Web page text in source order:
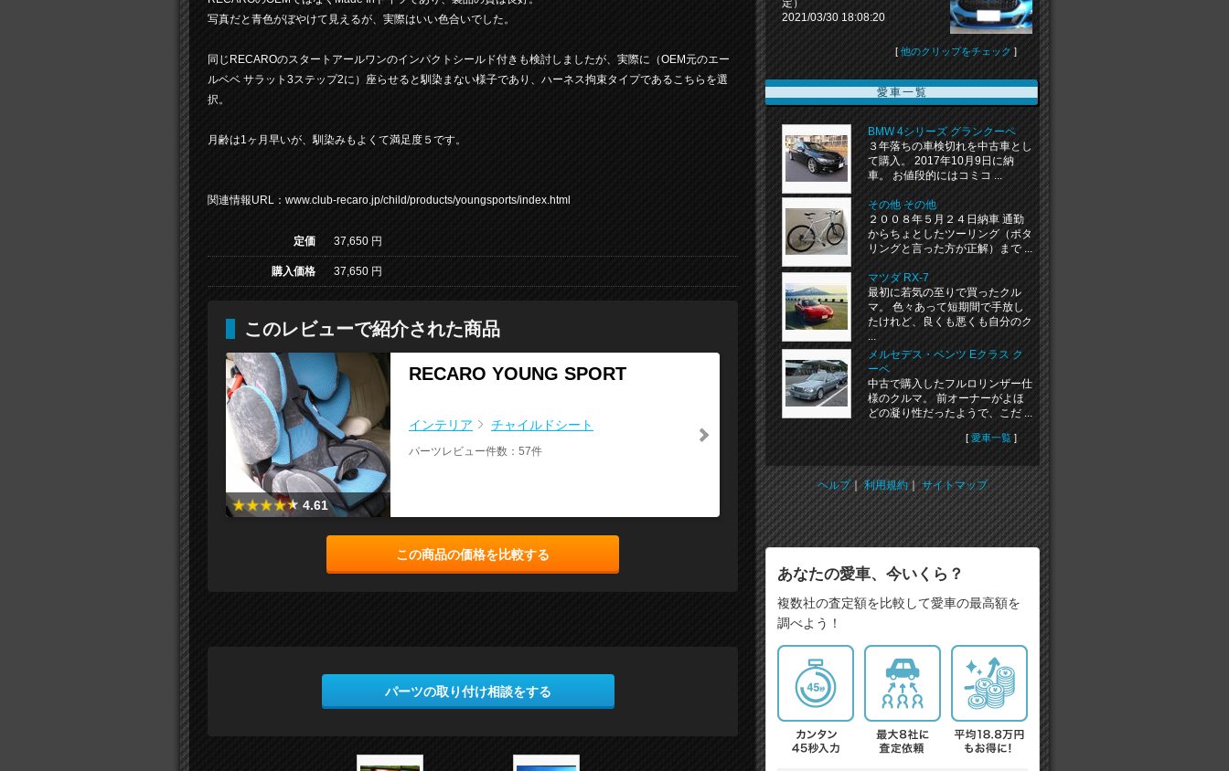
写真だと青色がぼやけて見えるが、実際はいい色合いでした。
同じRECAROのスタートアールワンのインパクトシールド付きも検討しましたが、実際に（OEM元のエー
ルベベ サラット3ステップ2に）座らせると馴染まない様子であり、ハーネス拘束タイプであるこちらを選
択。
月齢は1ヶ月早いが、馴染みもよくて満足度５です。
関連情報URL：www.club-recaro.jp/child/products/youngsports/index.html
定価 37,650 円
購入価格 37,650 円
このレビューで紹介された商品
4.61
RECARO YOUNG SPORT
インテリア チャイルドシート
パーツレビュー件数：57件
この商品の価格を比較する
パーツの取り付け相談をする
定）
2021/03/30 18:08:20
[ 他のクリップをチェック ]
愛車一覧
BMW 4シリーズ グランクーペ
３年落ちの車検切れを中古車とし
て購入。 2017年10月9日に納
車。 お値段的にはコミコ ...
その他 その他
２００８年５月２４日納車 通勤
からちょとしたツーリング（ポタ
リングと言った方が正解）まで ...
マツダ RX-7
最初に若気の至りで買ったクル
マ。 色々あって短期間で手放し
たけれど、良くも悪くも自分のク
...
メルセデス・ベンツ Eクラス ク
ーペ
中古で購入したフルロリンザー仕
様のクルマ。 前オーナーがよほ
どの凝り性だったようで、こだ ...
[愛車一覧 ]
ヘルプ｜利用規約｜サイトマップ
あなたの愛車、今いくら？
複数社の査定額を比較して愛車の最高額を
調べよう！